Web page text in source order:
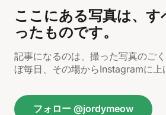
ここにある写真は、す
ったものです。
記事になるのは、撮った写真のご
ぼ毎日、その場からInstagramに上
フォロー @jordymeow